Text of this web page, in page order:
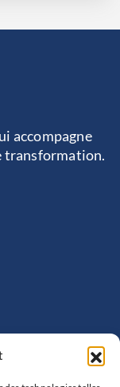
accompagne
transformation.